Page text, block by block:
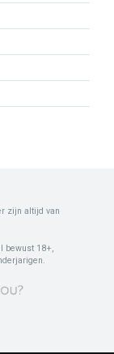
zijn altijd van
bewust 18+,